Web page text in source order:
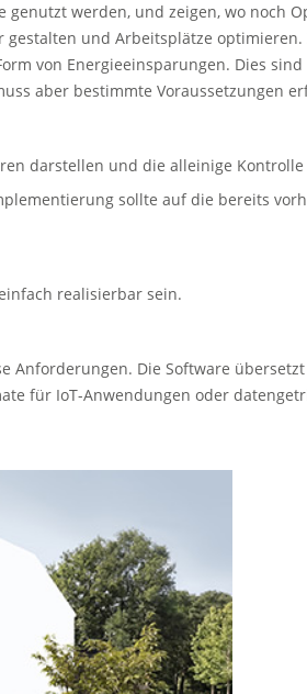
genutzt werden, und zeigen, wo
und Arbeitsplätze
von Energieeinsparungen. Dies
aber bestimmte Voraussetzungen
darstellen und die alleinige
sollte auf die bereits
realisierbar sein.
Anforderungen. Die Software
für IoT-Anwendungen oder